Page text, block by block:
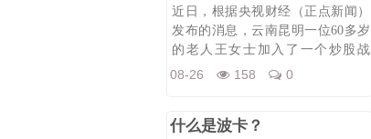
近日，根据央视财经（正点新闻）
发布的消息，云南昆明一位60多岁
的老人王女士加入了一个炒股战
队，后来又
08-26 158 0
什么是波卡？